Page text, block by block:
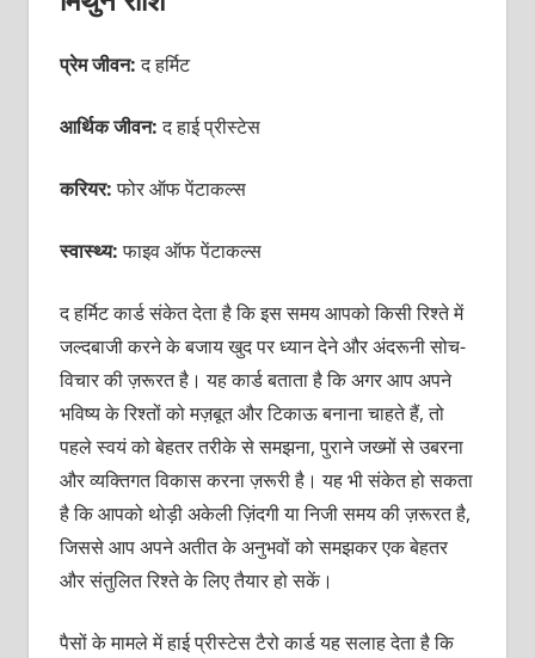
प्रेम जीवन:द हर्मिट
आर्थिक जीवन:द हाई प्रीस्टेस
करियर:फोर ऑफ पेंटाकल्स
स्वास्थ्य:फाइव ऑफ पेंटाकल्स
द हर्मिट कार्ड संकेत देता है कि इस समय आपको किसी रिश्ते में
जल्दबाजी करने के बजाय खुद पर ध्यान देने और अंदरूनी सोच-
विचार की ज़रूरत है। यह कार्ड बताता है कि अगर आप अपने
भविष्य के रिश्तों को मज़बूत और टिकाऊ बनाना चाहते हैं, तो
पहले स्वयं को बेहतर तरीके से समझना, पुराने जख्मों से उबरना
और व्यक्तिगत विकास करना ज़रूरी है। यह भी संकेत हो सकता
है कि आपको थोड़ी अकेली ज़िंदगी या निजी समय की ज़रूरत है,
जिससे आप अपने अतीत के अनुभवों को समझकर एक बेहतर
और संतुलित रिश्ते के लिए तैयार हो सकें।
पैसों के मामले में हाई प्रीस्टेस टैरो कार्ड यह सलाह देता है कि